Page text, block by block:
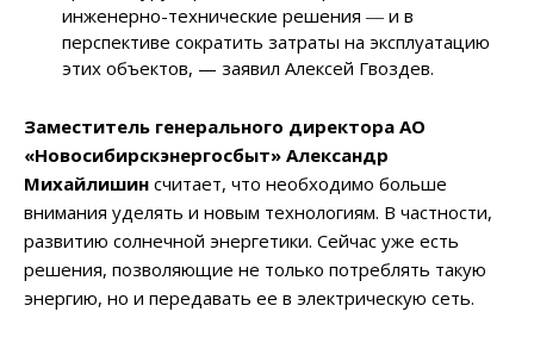
инженерно-технические решения ― и в
перспективе сократить затраты на эксплуатацию
этих объектов, — заявил Алексей Гвоздев.
Заместитель генерального директора АО
«Новосибирскэнергосбыт» Александр
Михайлишин считает, что необходимо больше
внимания уделять и новым технологиям. В частности,
развитию солнечной энергетики. Сейчас уже есть
решения, позволяющие не только потреблять такую
энергию, но и передавать ее в электрическую сеть.